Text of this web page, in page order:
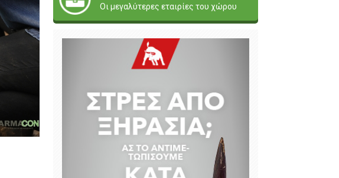
Οι μεγαλύτερες εταιρίες του χώρου